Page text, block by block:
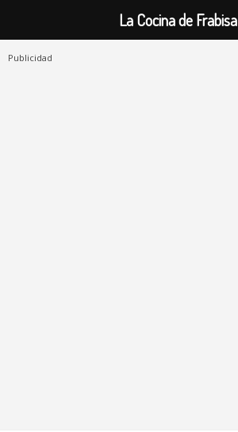
Publicidad
La Cocina de Frabisa